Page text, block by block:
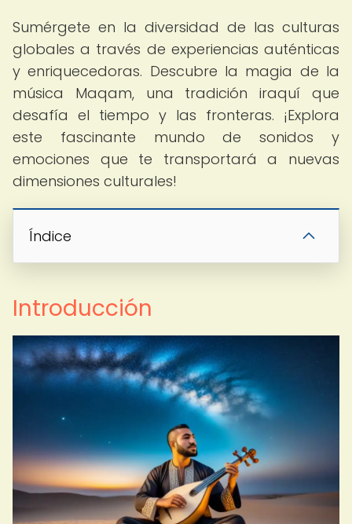
Sumérgete en la diversidad de las culturas
globales a través de experiencias auténticas
y enriquecedoras. Descubre la magia de la
música Maqam, una tradición iraquí que
desafía el tiempo y las fronteras. ¡Explora
este fascinante mundo de sonidos y
emociones que te transportará a nuevas
dimensiones culturales!
Índice
Introducción